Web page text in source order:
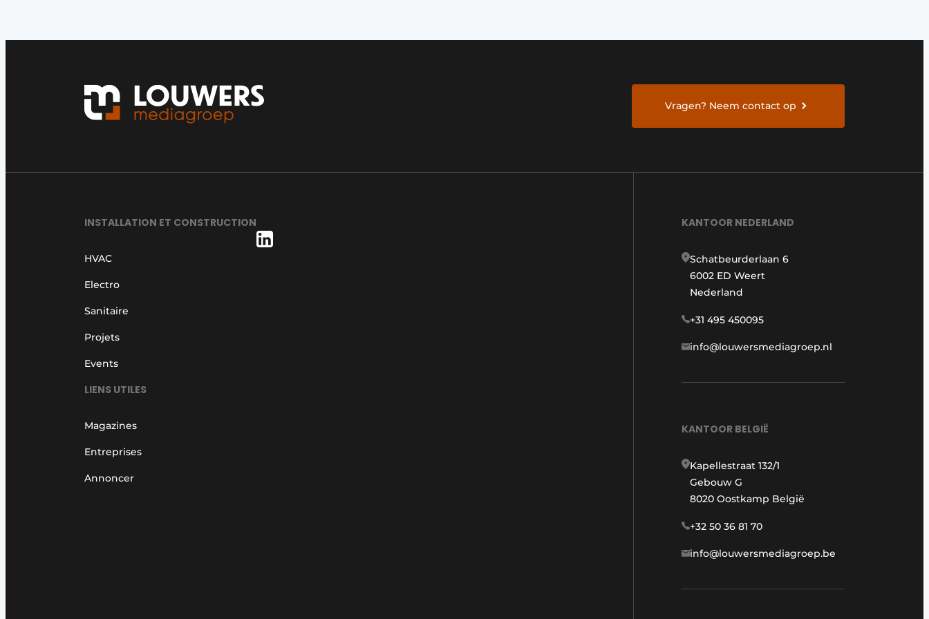
Vragen? Neem contact op
INSTALLATION ET CONSTRUCTION
HVAC
Electro
Sanitaire
Projets
Events
LIENS UTILES
Magazines
Entreprises
Annoncer
KANTOOR NEDERLAND
Schatbeurderlaan 6
6002 ED Weert
Nederland
+31 495 450095
info@louwersmediagroep.nl
KANTOOR BELGIË
Kapellestraat 132/1
Gebouw G
8020 Oostkamp België
+32 50 36 81 70
info@louwersmediagroep.be